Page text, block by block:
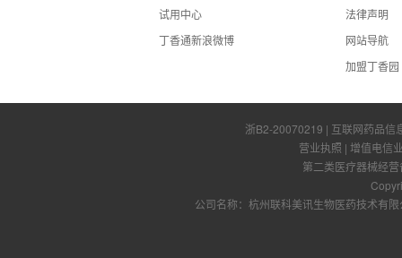
试用中心
丁香通新浪微博
法律声明
网站导航
加盟丁香园
浙B2-20070219 | 互联网药品信
营业执照 | 增值电信
第二类医疗器械经
公司名称：杭州联科美讯生物医药技术有